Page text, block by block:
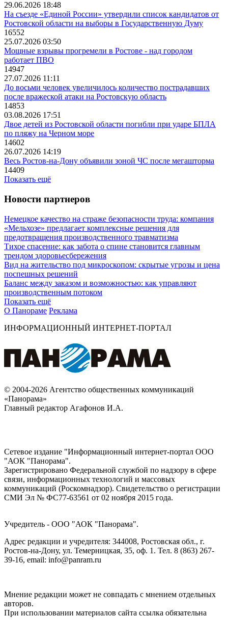
29.06.2026 18:48
На съезде «Единой России» утвердили список кандидатов от
Ростовской области на выборы в Государственную Думу
16552
25.07.2026 03:50
Мощные взрывы прогремели в Ростове - над городом
работает ПВО
14947
27.07.2026 11:11
До восьми человек увеличилось количество пострадавших
после вражеской атаки на Ростовскую область
14853
03.08.2026 17:51
Двое детей из Ростовской области погибли при ударе БПЛА
по пляжу на Черном море
14602
26.07.2026 14:19
Весь Ростов-на-Дону объявили зоной ЧС после мегашторма
14409
Показать ещё
Новости партнеров
Немецкое качество на страже безопасности труда: компания
«Мельхозе» предлагает комплексные решения для
предотвращения производственного травматизма
Тихое спасение: как забота о спине становится главным
трендом здоровьесбережения
Вид на жительство под микроскопом: скрытые угрозы и цена
поспешных решений
Баланс между заказом и возможностью: как управляют
производственным потоком
Показать ещё
О Панораме Реклама
ИНФОРМАЦИОННЫЙ ИНТЕРНЕТ-ПОРТАЛ
© 2004-2026 Агентство общественных коммуникаций
«Панорама»
Главный редактор Агафонов И.А.
Сетевое издание "Информационный интернет-портал ООО
"АОК "Панорама".
Зарегистрировано Федеральной службой по надзору в сфере
связи, информационных технологий и массовых
коммуникаций (Роскомнадзор). Cвидетельство о регистрации
СМИ Эл № ФС77-63561 от 02 ноября 2015 года.
Учредитель - ООО "АОК "Панорама".
Адрес редакции и учредителя: 344008, Ростовская обл., г.
Ростов-на-Дону, ул. Темерницкая, 35, оф. 1. Тел. 8 (863) 267-
39-16, email: info@panram.ru
Мнение редакции может не совпадать с мнением отдельных
авторов.
При использовании материалов сайта ссылка обязательна